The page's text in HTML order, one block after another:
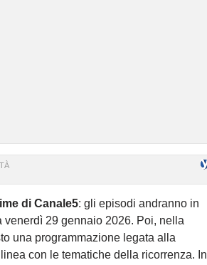
di Canale5: gli episodi andranno in
29 gennaio 2026. Poi, nella
una programmazione legata alla
con le tematiche della ricorrenza. In